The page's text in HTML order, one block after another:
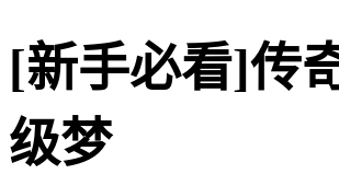
[新手必看]传
级梦